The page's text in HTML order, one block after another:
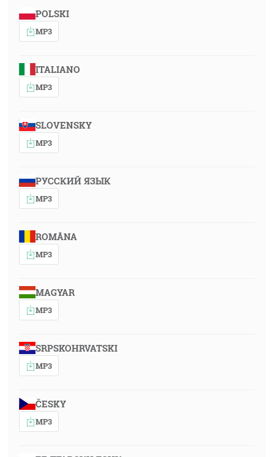
POLSKI
MP3
ITALIANO
MP3
SLOVENSKY
MP3
РУССКИЙ ЯЗЫК
MP3
ROMÂNA
MP3
MAGYAR
MP3
SRPSKOHRVATSKI
MP3
ČESKY
MP3